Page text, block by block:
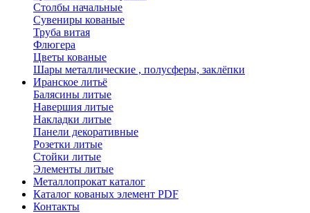
Столбы начальные
Сувениры кованые
Труба витая
Флюгера
Цветы кованые
Шары металлические , полусферы, заклёпки
Иранское литьё
Балясины литые
Навершия литые
Накладки литые
Панели декоративные
Розетки литые
Стойки литые
Элементы литые
Металлопрокат каталог
Каталог кованых элемент PDF
Контакты